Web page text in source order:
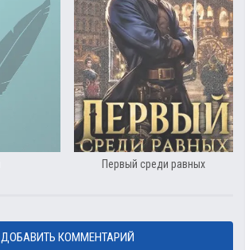
Первый среди равных
ДОБАВИТЬ КОММЕНТАРИЙ